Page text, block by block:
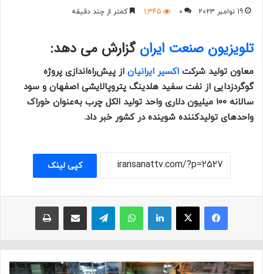
19 نوامبر 2023 0
1,345 کمتر از چند دقیقه
تلویزیون صنعت ایرانگزارش می دهد:
معاون تولید شرکت اکسیر ایرانیان از پیش‌راه‌اندازی پروژه
گوگردزدایی از نفت سفید هلدینگ پتروپالایشی اصفهان و سود
سالانه ۱۰۰ میلیون دلاری واحد تولید الکل چرب به‌عنوان خوراک
واحدهای تولیدکننده شوینده در کشور خبر داد.
کپی لینک
فیسبوک ایکس لینکداین واتس آپ تلگرام